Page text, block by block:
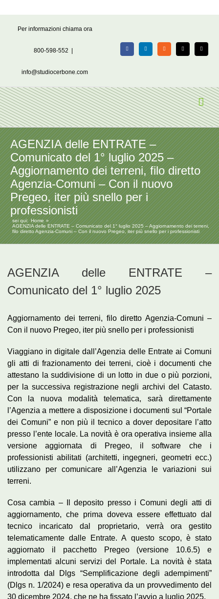
Per informazioni chiama ora
800-598-552
info@studiocerbone.com
FacebookLinkedIn Rss X Email
AGENZIA delle ENTRATE –
Comunicato del 1° luglio 2025 –
Aggiornamento dei terreni, filo diretto
Agenzia-Comuni – Con il nuovo
Pregeo, iter più snello per i
professionisti
sei qui:
Home
AGENZIA delle ENTRATE – Comunicato del 1° luglio 2025 – Aggiornamento dei terreni,
filo diretto Agenzia-Comuni – Con il nuovo Pregeo, iter più snello per i professionisti
AGENZIA delle ENTRATE –
Comunicato del 1° luglio 2025
Aggiornamento dei terreni, filo diretto Agenzia-Comuni –
Con il nuovo Pregeo, iter più snello per i professionisti
Viaggiano in digitale dall’Agenzia delle Entrate ai Comuni
gli atti di frazionamento dei terreni, cioè i documenti che
attestano la suddivisione di un lotto in due o più porzioni,
per la successiva registrazione negli archivi del Catasto.
Con la nuova modalità telematica, sarà direttamente
l’Agenzia a mettere a disposizione i documenti sul “Portale
dei Comuni” e non più il tecnico a dover depositare l’atto
presso l’ente locale. La novità è ora operativa insieme alla
versione aggiornata di Pregeo, il software che i
professionisti abilitati (architetti, ingegneri, geometri ecc.)
utilizzano per comunicare all’Agenzia le variazioni sui
terreni.
Cosa cambia – Il deposito presso i Comuni degli atti di
aggiornamento, che prima doveva essere effettuato dal
tecnico incaricato dal proprietario, verrà ora gestito
telematicamente dalle Entrate. A questo scopo, è stato
aggiornato il pacchetto Pregeo (versione 10.6.5) e
implementati alcuni servizi del Portale. La novità è stata
introdotta dal Dlgs “Semplificazione degli adempimenti”
(Dlgs n. 1/2024) e resa operativa da un provvedimento del
30 dicembre 2024, che ne ha fissato l’avvio a luglio 2025.